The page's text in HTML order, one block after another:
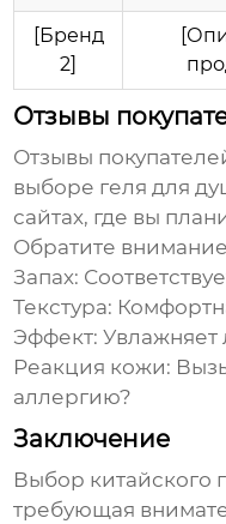
[Бренд
2]
Отзывы
Отзывы
выборе геля для
сайтах, где вы
Обратите
Запах:
Текстура:
Эффект: Увлажняет
Реакция кожи:
аллергию?
Заключение
Выбор китайского
требующая